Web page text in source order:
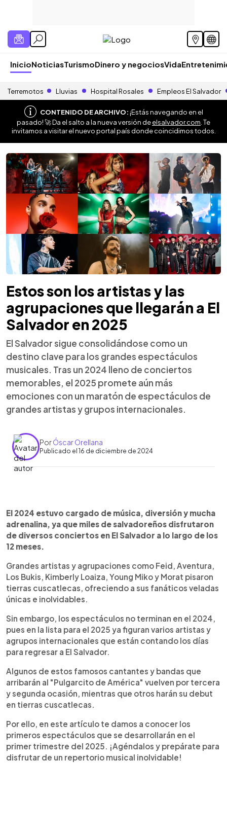
InicioNoticiasTurismoDinero y negociosVida
Terremotos Lluvias Hospital Rosales Empleos El Salvador
CONTENIDO DE ARCHIVO:¡Estás navegando en el
pasado! 🚀 Da el salto a la nueva versión deelsalvador.com . Te
invitamos a visitar el nuevo portal país donde coincidimos todos.
Estos son los artistas y las
agrupaciones que llegarán a El
Salvador en 2025
El Salvador sigue consolidándose como un
destino clave para los grandes espectáculos
musicales. Tras un 2024 lleno de conciertos
memorables, el 2025 promete aún más
emociones con un maratón de espectáculos de
grandes artistas y grupos internacionales.
PorÓscar Orellana
Publicado el 16 de diciembre de 2024
► Escuchar artículo
El 2024 estuvo cargado de música, diversión y mucha
adrenalina, ya que miles de salvadoreños disfrutaron
de diversos conciertos en El Salvador a lo largo de los
12 meses.
Grandes artistas y agrupaciones como Feid, Aventura,
Los Bukis, Kimberly Loaiza, Young Miko y Morat pisaron
tierras cuscatlecas, ofreciendo a sus fanáticos veladas
únicas e inolvidables.
Sin embargo, los espectáculos no terminan en el 2024,
pues en la lista para el 2025 ya figuran varios artistas y
agrupos internacionales que están contando los días
para regresar a El Salvador.
Algunos de estos famosos cantantes y bandas que
arribarán al "Pulgarcito de América" vuelven por tercera
y segunda ocasión, mientras que otros harán su debut
en tierras cuscatlecas.
Por ello, en este artículo te damos a conocer los
primeros espectáculos que se desarrollarán en el
primer trimestre del 2025. ¡Agéndalos y prepárate para
disfrutar de un repertorio musical inolvidable!